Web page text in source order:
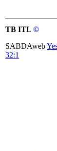
TB ITL ©
SABDAweb
32:1